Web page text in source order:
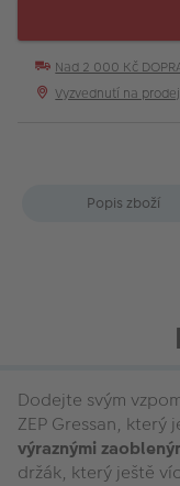
Nad 2 000 Kč
Vyzvednutí na
Popis zboží
Dodejte svým
ZEP Gressan, který
výraznými
držák, který ještě